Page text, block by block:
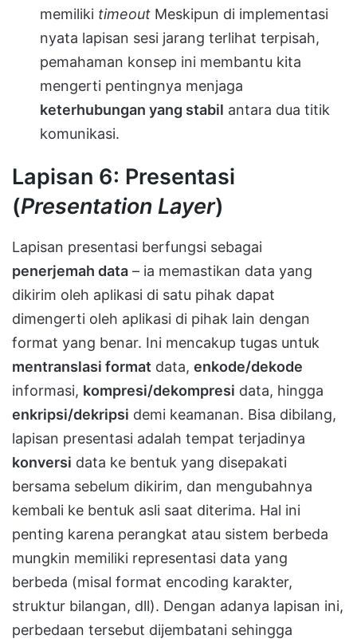
memiliki timeout Meskipun di implementasi
nyata lapisan sesi jarang terlihat terpisah,
pemahaman konsep ini membantu kita
mengerti pentingnya menjaga
keterhubungan yang stabil antara dua titik
komunikasi.
Lapisan 6: Presentasi
(Presentation Layer)
Lapisan presentasi berfungsi sebagai
penerjemah data – ia memastikan data yang
dikirim oleh aplikasi di satu pihak dapat
dimengerti oleh aplikasi di pihak lain dengan
format yang benar. Ini mencakup tugas untuk
mentranslasi format data, enkode/dekode
informasi, kompresi/dekompresi data, hingga
enkripsi/dekripsi demi keamanan. Bisa dibilang,
lapisan presentasi adalah tempat terjadinya
konversi data ke bentuk yang disepakati
bersama sebelum dikirim, dan mengubahnya
kembali ke bentuk asli saat diterima. Hal ini
penting karena perangkat atau sistem berbeda
mungkin memiliki representasi data yang
berbeda (misal format encoding karakter,
struktur bilangan, dll). Dengan adanya lapisan ini,
perbedaan tersebut dijembatani sehingga